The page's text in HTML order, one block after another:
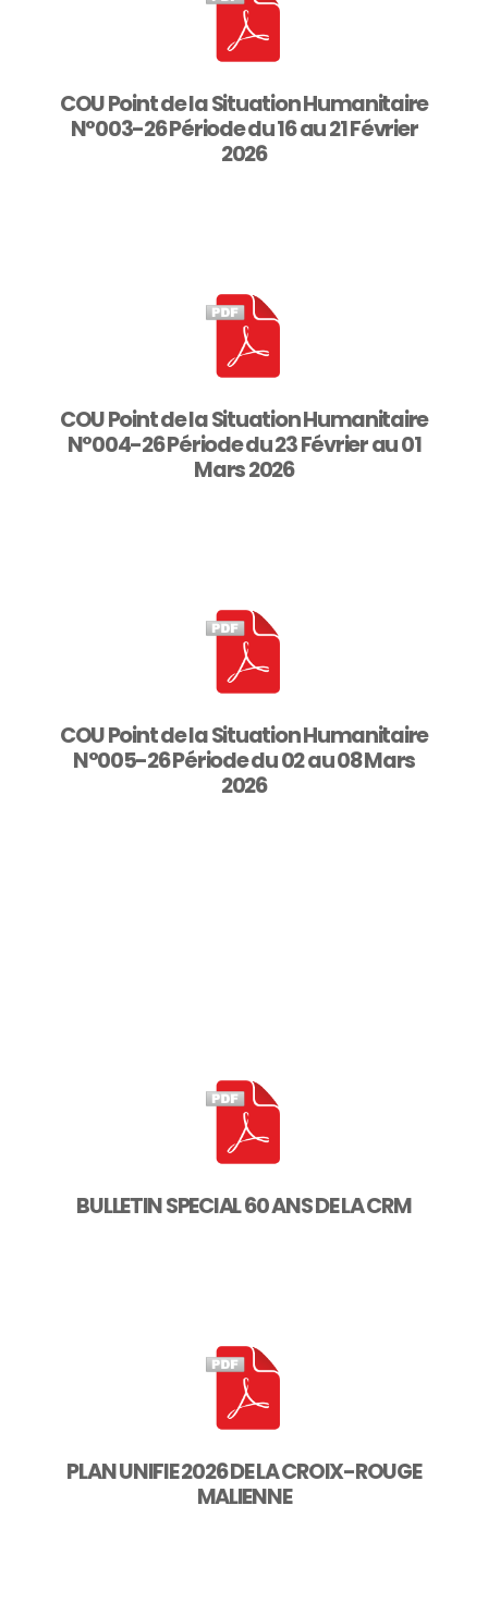
COU Point de la Situation Humanitaire
N°003-26 Période du 16 au 21 Février
2026
COU Point de la Situation Humanitaire
N°004-26 Période du 23 Février au 01
Mars 2026
COU Point de la Situation Humanitaire
N°005-26 Période du 02 au 08 Mars
2026
BULLETIN SPECIAL 60 ANS DE LA CRM
PLAN UNIFIE 2026 DE LA CROIX-ROUGE
MALIENNE